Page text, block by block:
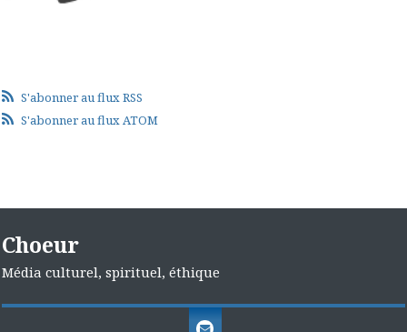
S'abonner au flux RSS
S'abonner au flux ATOM
Choeur
Média culturel, spirituel, éthique